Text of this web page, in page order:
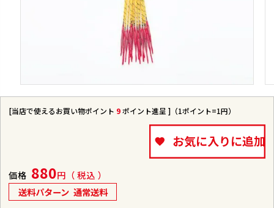
[当店で使えるお買い物ポイント 9ポイント進呈 ]（1ポイント=1円）
価格 880
税込
送料パターン 通常送料
お気に入りに追加